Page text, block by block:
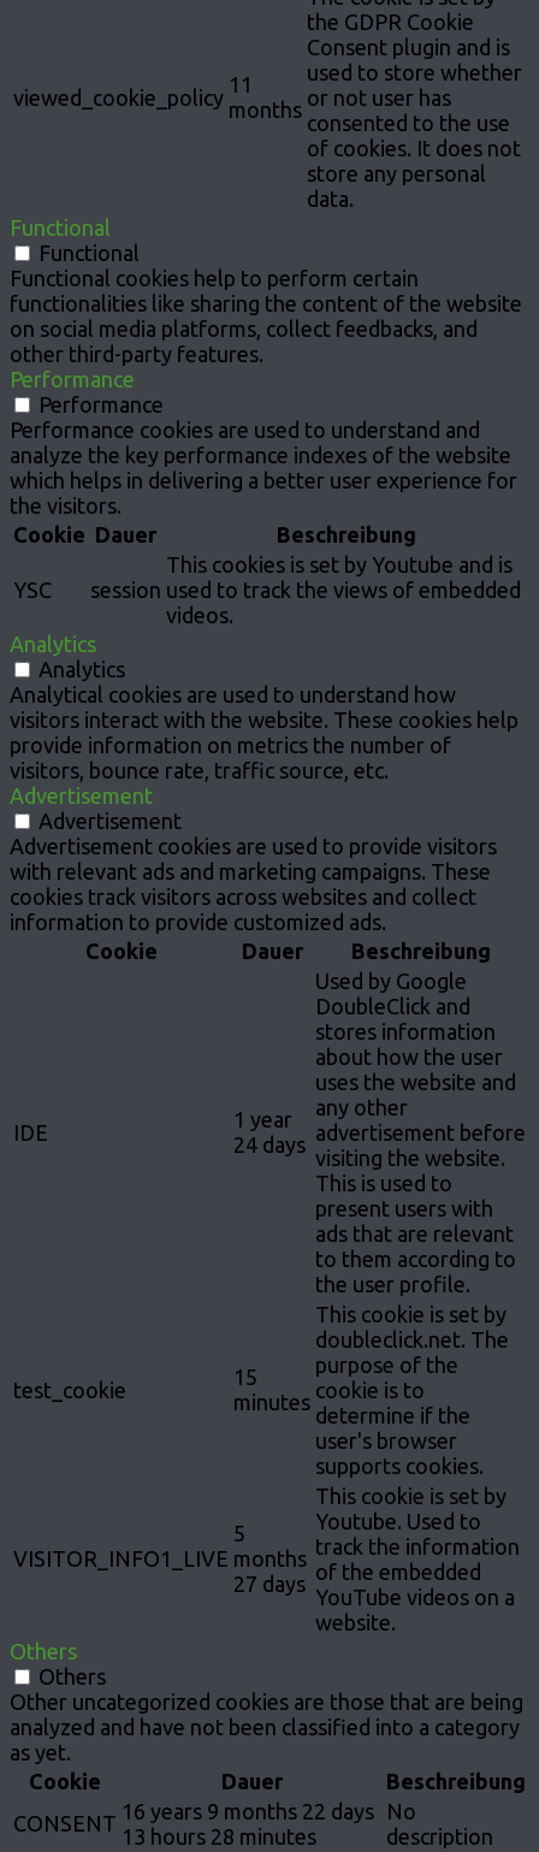
viewed_cookie_policy
11
months
the GDPR Cookie
Consent plugin and is
used to store whether
or not user has
consented to the use
of cookies. It does not
store any personal
data.
Functional
Functional
Functional cookies help to perform certain
functionalities like sharing the content of the website
on social media platforms, collect feedbacks, and
other third-party features.
Performance
Performance
Performance cookies are used to understand and
analyze the key performance indexes of the website
which helps in delivering a better user experience for
the visitors.
Cookie Dauer Beschreibung
YSC session
This cookies is set by Youtube and is
used to track the views of embedded
videos.
Analytics
Analytics
Analytical cookies are used to understand how
visitors interact with the website. These cookies help
provide information on metrics the number of
visitors, bounce rate, traffic source, etc.
Advertisement
Advertisement
Advertisement cookies are used to provide visitors
with relevant ads and marketing campaigns. These
cookies track visitors across websites and collect
information to provide customized ads.
Cookie
Dauer Beschreibung
IDE
1 year
24 days
Used by Google
DoubleClick and
stores information
about how the user
uses the website and
any other
advertisement before
visiting the website.
This is used to
present users with
ads that are relevant
to them according to
the user profile.
test_cookie
15
minutes
This cookie is set by
doubleclick.net. The
purpose of the
cookie is to
determine if the
user's browser
supports cookies.
VISITOR_INFO1_LIVE
5
months
27 days
This cookie is set by
Youtube. Used to
track the information
of the embedded
YouTube videos on a
website.
Others
Others
Other uncategorized cookies are those that are being
analyzed and have not been classified into a category
as yet.
Cookie
Dauer
Beschreibung
CONSENT 16 years 9 months 22 days
13 hours 28 minutes
No
description